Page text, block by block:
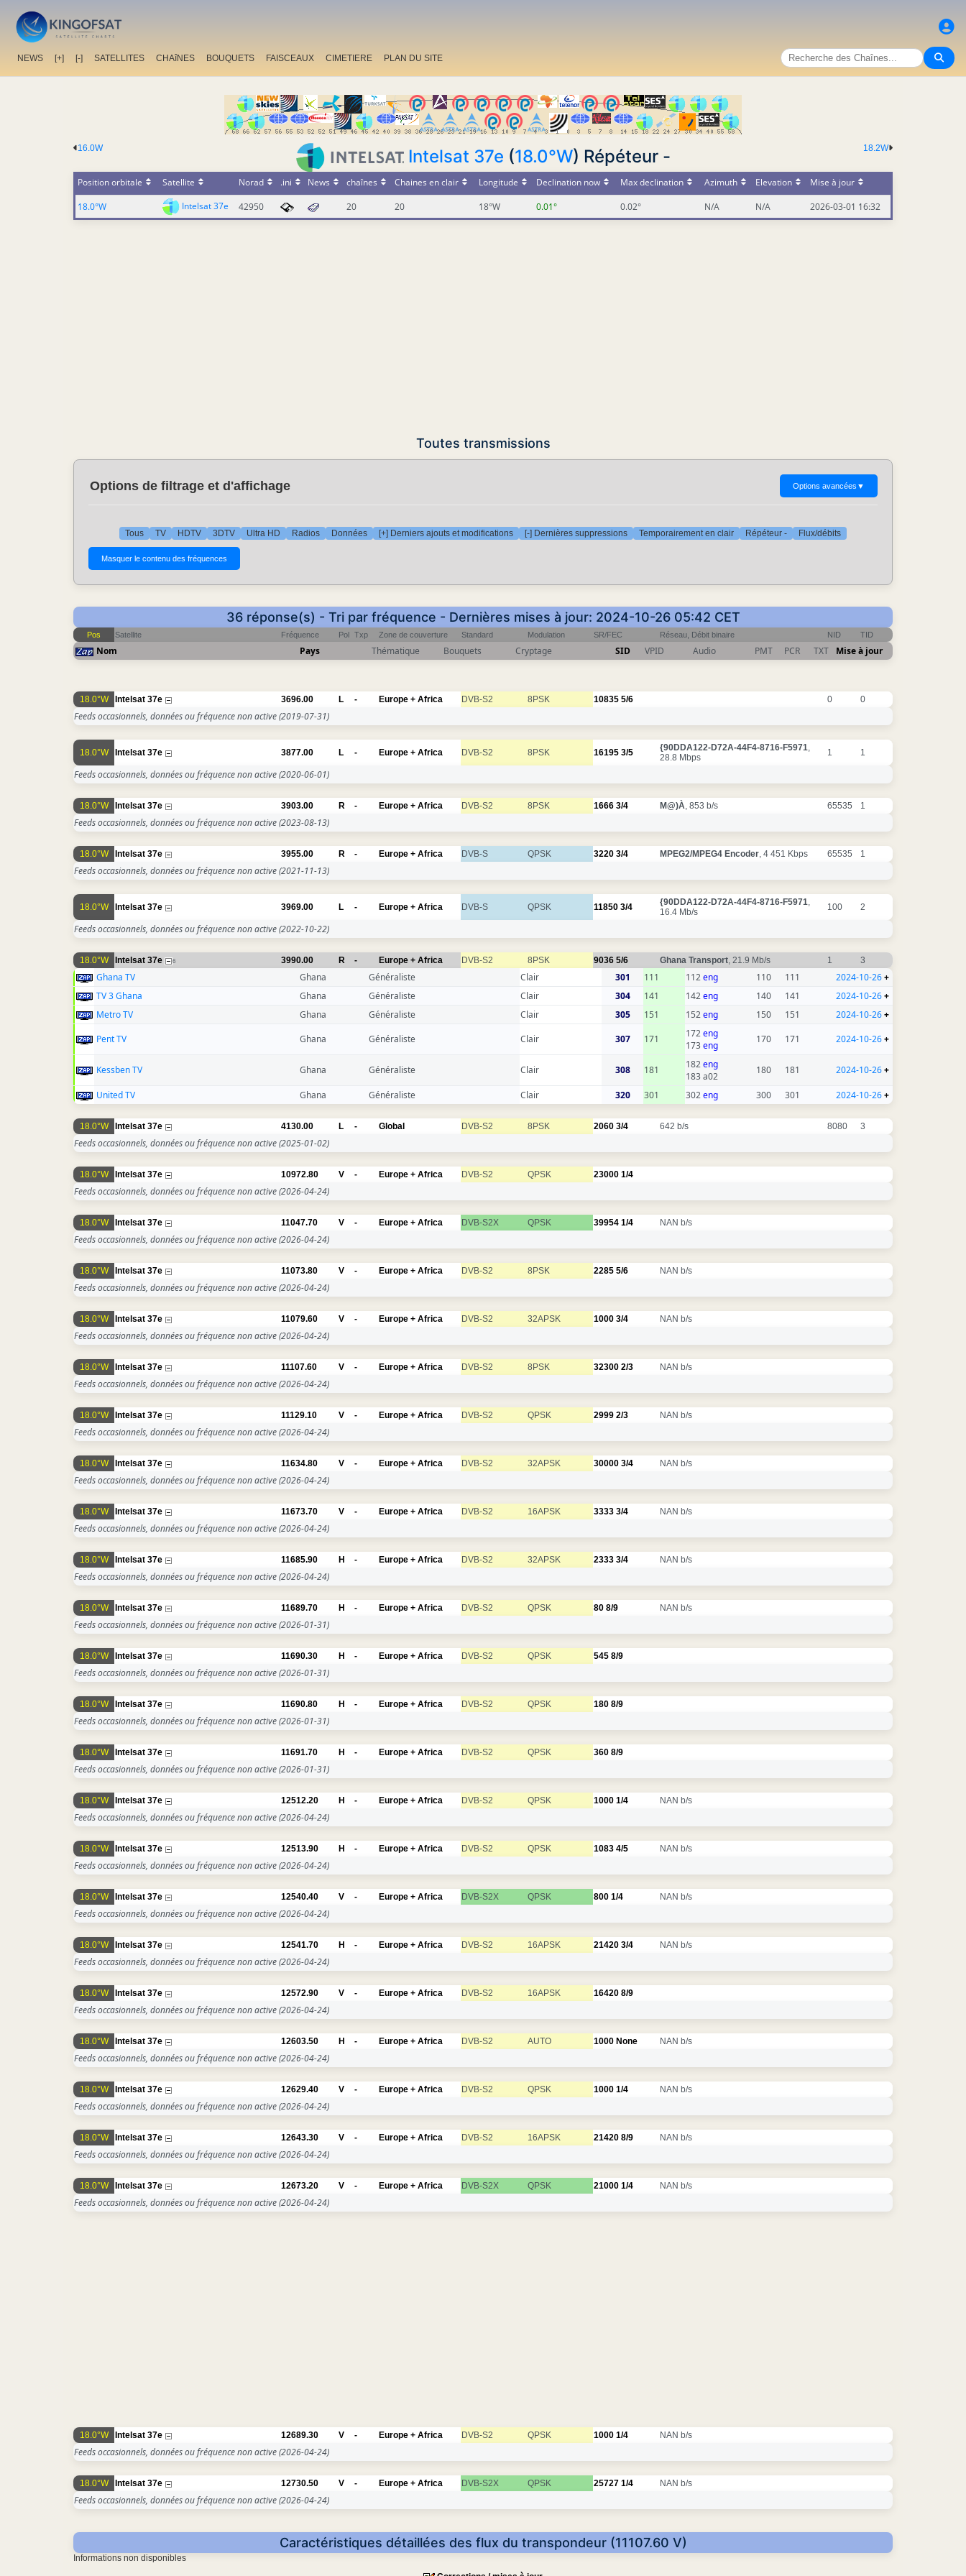
NEWS [+] [-] SATELLITES CHAîNES BOUQUETS FAISCEAUX CIMETIERE PLAN DU SITE
18.2W
16.0W Intelsat 37e (18.0°W) Répéteur -
Position orbitale Satellite Norad .ini News chaînes Chaines en clair Longitude Declination now Max declination Azimuth Elevation
Mise à jour
18.0°W
Intelsat 37e 42950 20 20 18°W 0.01° 0.02° N/A N/A 2026-03-01 16:32
Toutes transmissions
Options de filtrage et d'affichage Options avancées ▼
Tous TV HDTV 3DTV Ultra HD Radios Données [+] Derniers ajouts et modifications [-] Dernières suppressions Temporairement en clair Répéteur - Flux/débits
36 réponse(s) - Tri par fréquence - Dernières mises à jour: 2024-10-26 05:42 CET
Pos Satellite Fréquence Pol Txp Zone de couverture Standard Modulation SR/FEC Réseau, Débit binaire NID TID
Nom Pays Thématique Bouquets Cryptage SID VPID Audio PMT PCR TXT Mise à jour
18.0°W Intelsat 37e 3696.00 L - Europe + Africa DVB-S2 8PSK 10835 5/6 0 0
Feeds occasionnels, données ou fréquence non active(2019-07-31)
18.0°W Intelsat 37e 3877.00 L - Europe + Africa DVB-S2 8PSK 16195 3/5 {90DDA122-D72A-44F4-8716-F5971,
28.8 Mbps
1 1
Feeds occasionnels, données ou fréquence non active(2020-06-01)
18.0°W Intelsat 37e 3903.00 R - Europe + Africa DVB-S2 8PSK 1666 3/4 M@)À, 853 b/s 65535 1
Feeds occasionnels, données ou fréquence non active(2023-08-13)
18.0°W Intelsat 37e 3955.00 R - Europe + Africa DVB-S QPSK 3220 3/4 MPEG2/MPEG4 Encoder, 4 451 Kbps 65535 1
Feeds occasionnels, données ou fréquence non active(2021-11-13)
18.0°W Intelsat 37e 3969.00 L - Europe + Africa DVB-S QPSK 11850 3/4 {90DDA122-D72A-44F4-8716-F5971,
16.4 Mb/s
100 2
Feeds occasionnels, données ou fréquence non active(2022-10-22)
18.0°W Intelsat 37e 6 3990.00 R - Europe + Africa DVB-S2 8PSK 9036 5/6 Ghana Transport, 21.9 Mb/s 1 3
Ghana TV Ghana Généraliste Clair 301 111 112eng 110 111 2024-10-26+
TV 3 Ghana
Ghana Généraliste Clair 304 141 142eng 140 141 2024-10-26+
Metro TV
Ghana Généraliste Clair 305 151 152eng 150 151 2024-10-26+
Pent TV
Ghana Généraliste Clair 307 171 172eng
173eng
170 171 2024-10-26+
Kessben TV Ghana Généraliste Clair 308 181 182eng
183 a02
180 181 2024-10-26+
United TV Ghana Généraliste Clair 320 301 302eng 300 301 2024-10-26+
18.0°W Intelsat 37e 4130.00 L - Global DVB-S2 8PSK 2060 3/4 642 b/s 8080 3
Feeds occasionnels, données ou fréquence non active(2025-01-02)
18.0°W Intelsat 37e 10972.80 V - Europe + Africa DVB-S2 QPSK 23000 1/4
Feeds occasionnels, données ou fréquence non active(2026-04-24)
18.0°W Intelsat 37e 11047.70 V - Europe + Africa DVB-S2X QPSK 39954 1/4 NAN b/s
Feeds occasionnels, données ou fréquence non active(2026-04-24)
18.0°W Intelsat 37e 11073.80 V - Europe + Africa DVB-S2 8PSK 2285 5/6 NAN b/s
Feeds occasionnels, données ou fréquence non active(2026-04-24)
18.0°W Intelsat 37e 11079.60 V - Europe + Africa DVB-S2 32APSK 1000 3/4 NAN b/s
Feeds occasionnels, données ou fréquence non active(2026-04-24)
18.0°W Intelsat 37e 11107.60 V - Europe + Africa DVB-S2 8PSK 32300 2/3 NAN b/s
Feeds occasionnels, données ou fréquence non active(2026-04-24)
18.0°W Intelsat 37e 11129.10 V - Europe + Africa DVB-S2 QPSK 2999 2/3 NAN b/s
Feeds occasionnels, données ou fréquence non active(2026-04-24)
18.0°W Intelsat 37e 11634.80 V - Europe + Africa DVB-S2 32APSK 30000 3/4 NAN b/s
Feeds occasionnels, données ou fréquence non active(2026-04-24)
18.0°W Intelsat 37e 11673.70 V - Europe + Africa DVB-S2 16APSK 3333 3/4 NAN b/s
Feeds occasionnels, données ou fréquence non active(2026-04-24)
18.0°W Intelsat 37e 11685.90 H - Europe + Africa DVB-S2 32APSK 2333 3/4 NAN b/s
Feeds occasionnels, données ou fréquence non active(2026-04-24)
18.0°W Intelsat 37e 11689.70 H - Europe + Africa DVB-S2 QPSK 80 8/9 NAN b/s
Feeds occasionnels, données ou fréquence non active(2026-01-31)
18.0°W Intelsat 37e 11690.30 H - Europe + Africa DVB-S2 QPSK 545 8/9
Feeds occasionnels, données ou fréquence non active(2026-01-31)
18.0°W Intelsat 37e 11690.80 H - Europe + Africa DVB-S2 QPSK 180 8/9
Feeds occasionnels, données ou fréquence non active(2026-01-31)
18.0°W Intelsat 37e 11691.70 H - Europe + Africa DVB-S2 QPSK 360 8/9
Feeds occasionnels, données ou fréquence non active(2026-01-31)
18.0°W Intelsat 37e 12512.20 H - Europe + Africa DVB-S2 QPSK 1000 1/4 NAN b/s
Feeds occasionnels, données ou fréquence non active(2026-04-24)
18.0°W Intelsat 37e 12513.90 H - Europe + Africa DVB-S2 QPSK 1083 4/5 NAN b/s
Feeds occasionnels, données ou fréquence non active(2026-04-24)
18.0°W Intelsat 37e 12540.40 V - Europe + Africa DVB-S2X QPSK 800 1/4 NAN b/s
Feeds occasionnels, données ou fréquence non active(2026-04-24)
18.0°W Intelsat 37e 12541.70 H - Europe + Africa DVB-S2 16APSK 21420 3/4 NAN b/s
Feeds occasionnels, données ou fréquence non active(2026-04-24)
18.0°W Intelsat 37e 12572.90 V - Europe + Africa DVB-S2 16APSK 16420 8/9
Feeds occasionnels, données ou fréquence non active(2026-04-24)
18.0°W Intelsat 37e 12603.50 H - Europe + Africa DVB-S2 AUTO 1000 None NAN b/s
Feeds occasionnels, données ou fréquence non active(2026-04-24)
18.0°W Intelsat 37e 12629.40 V - Europe + Africa DVB-S2 QPSK 1000 1/4 NAN b/s
Feeds occasionnels, données ou fréquence non active(2026-04-24)
18.0°W Intelsat 37e 12643.30 V - Europe + Africa DVB-S2 16APSK 21420 8/9 NAN b/s
Feeds occasionnels, données ou fréquence non active(2026-04-24)
18.0°W Intelsat 37e 12673.20 V - Europe + Africa DVB-S2X QPSK 21000 1/4 NAN b/s
Feeds occasionnels, données ou fréquence non active(2026-04-24)
18.0°W Intelsat 37e 12689.30 V - Europe + Africa DVB-S2 QPSK 1000 1/4 NAN b/s
Feeds occasionnels, données ou fréquence non active(2026-04-24)
18.0°W Intelsat 37e 12730.50 V - Europe + Africa DVB-S2X QPSK 25727 1/4 NAN b/s
Feeds occasionnels, données ou fréquence non active(2026-04-24)
Caractéristiques détaillées des flux du transpondeur (11107.60 V)
Informations non disponibles